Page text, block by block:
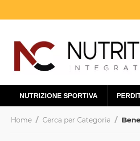
NUTRIZIONE SPORTIVA
Home / Cerca per Categoria /